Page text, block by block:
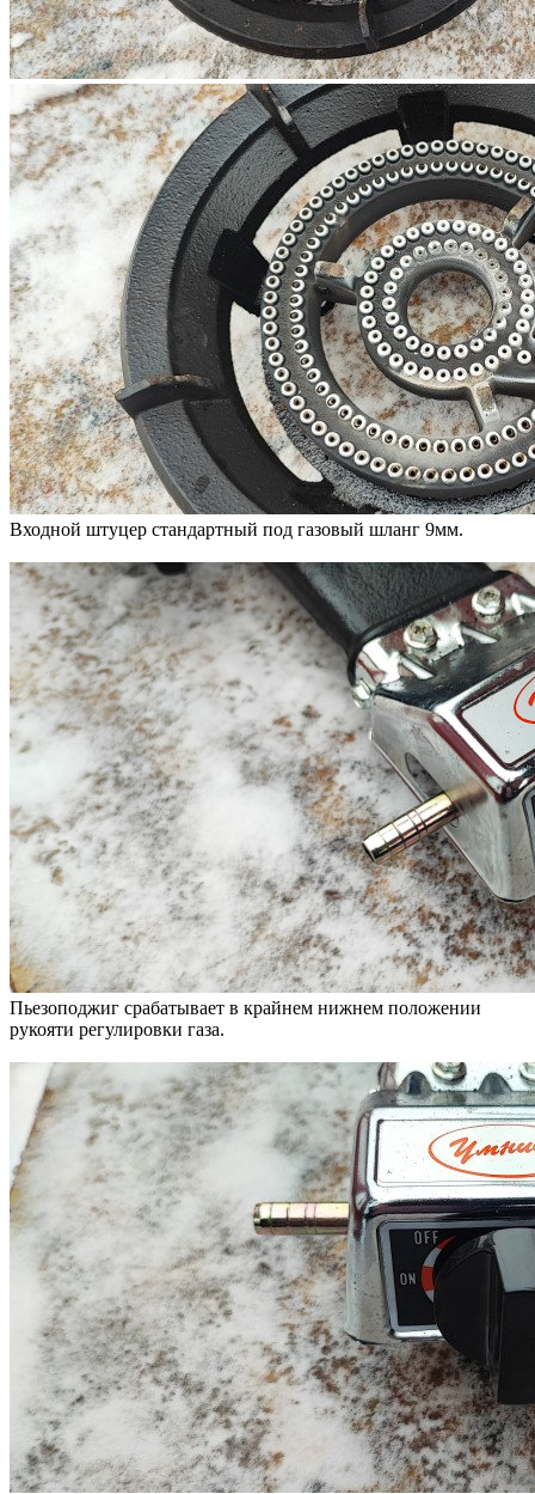
Входной штуцер стандартный под газовый шланг 9мм.
Пьезоподжиг срабатывает в крайнем нижнем положении
рукояти регулировки газа.